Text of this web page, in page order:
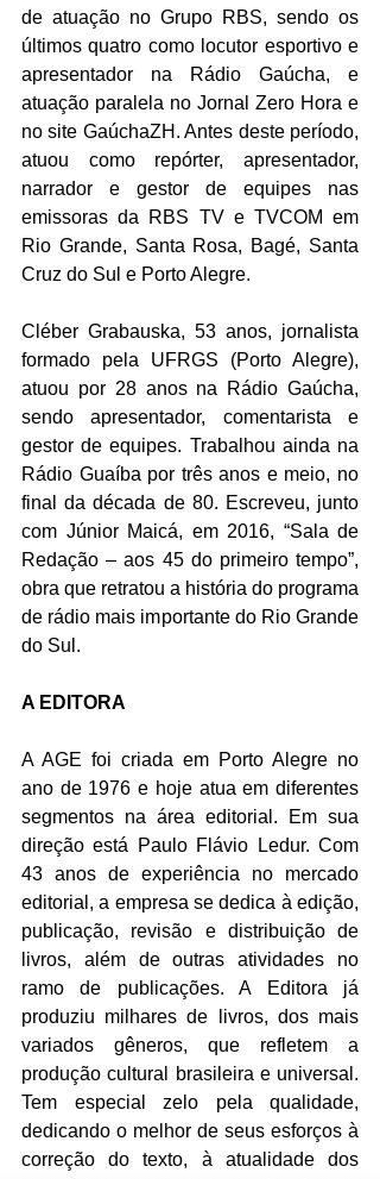
de atuação no Grupo RBS, sendo os
últimos quatro como locutor esportivo e
apresentador na Rádio Gaúcha, e
atuação paralela no Jornal Zero Hora e
no site GaúchaZH. Antes deste período,
atuou como repórter, apresentador,
narrador e gestor de equipes nas
emissoras da RBS TV e TVCOM em
Rio Grande, Santa Rosa, Bagé, Santa
Cruz do Sul e Porto Alegre.
Cléber Grabauska, 53 anos, jornalista
formado pela UFRGS (Porto Alegre),
atuou por 28 anos na Rádio Gaúcha,
sendo apresentador, comentarista e
gestor de equipes. Trabalhou ainda na
Rádio Guaíba por três anos e meio, no
final da década de 80. Escreveu, junto
com Júnior Maicá, em 2016, “Sala de
Redação – aos 45 do primeiro tempo”,
obra que retratou a história do programa
de rádio mais importante do Rio Grande
do Sul.
A EDITORA
A AGE foi criada em Porto Alegre no
ano de 1976 e hoje atua em diferentes
segmentos na área editorial. Em sua
direção está Paulo Flávio Ledur. Com
43 anos de experiência no mercado
editorial, a empresa se dedica à edição,
publicação, revisão e distribuição de
livros, além de outras atividades no
ramo de publicações. A Editora já
produziu milhares de livros, dos mais
variados gêneros, que refletem a
produção cultural brasileira e universal.
Tem especial zelo pela qualidade,
dedicando o melhor de seus esforços à
correção do texto, à atualidade dos